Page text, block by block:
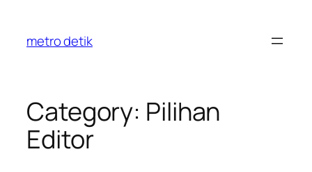
content
metro detik
Category: Pilihan
Editor